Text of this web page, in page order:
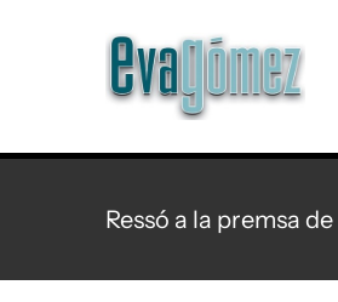
Ressó a la premsa